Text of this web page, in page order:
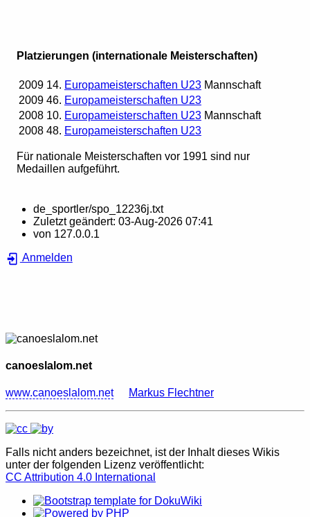
Platzierungen (internationale Meisterschaften)
2009 14. Europameisterschaften U23 Mannschaft
2009 46. Europameisterschaften U23
2008 10. Europameisterschaften U23 Mannschaft
2008 48. Europameisterschaften U23
Für nationale Meisterschaften vor 1991 sind nur
Medaillen aufgeführt.
de_sportler/spo_12236j.txt
Zuletzt geändert: 03-Aug-2026 07:41
von 127.0.0.1
Anmelden
canoeslalom.net
www.canoeslalom.net Markus Flechtner
Falls nicht anders bezeichnet, ist der Inhalt dieses Wikis
unter der folgenden Lizenz veröffentlicht:
CC Attribution 4.0 International